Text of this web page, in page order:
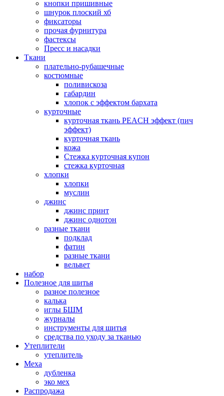
кнопки пришивные
шнурок плоский хб
фиксаторы
прочая фурнитура
фастексы
Пресс и насадки
Ткани
плательно-рубашечные
костюмные
поливискоза
габардин
хлопок с эффектом бархата
курточные
курточная ткань PEACH эффект (пич
эффект)
курточная ткань
кожа
Стежка курточная купон
стежка курточная
хлопки
хлопки
муслин
джинс
джинс принт
джинс однотон
разные ткани
подклад
фатин
разные ткани
вельвет
набор
Полезное для шитья
разное полезное
калька
иглы БШМ
журналы
инструменты для шитья
средства по уходу за тканью
Утеплители
утеплитель
Меха
дубленка
эко мех
Распродажа